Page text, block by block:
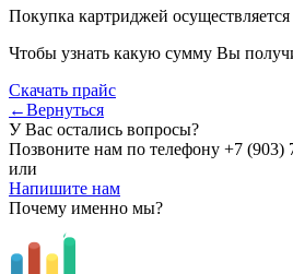
Покупка картриджей
Чтобы узнать какую сумму Вы
Скачать прайс
←Вернуться
У Вас остались вопросы?
Позвоните нам по телефону +7 (903)
или
Напишите нам
Почему именно мы?